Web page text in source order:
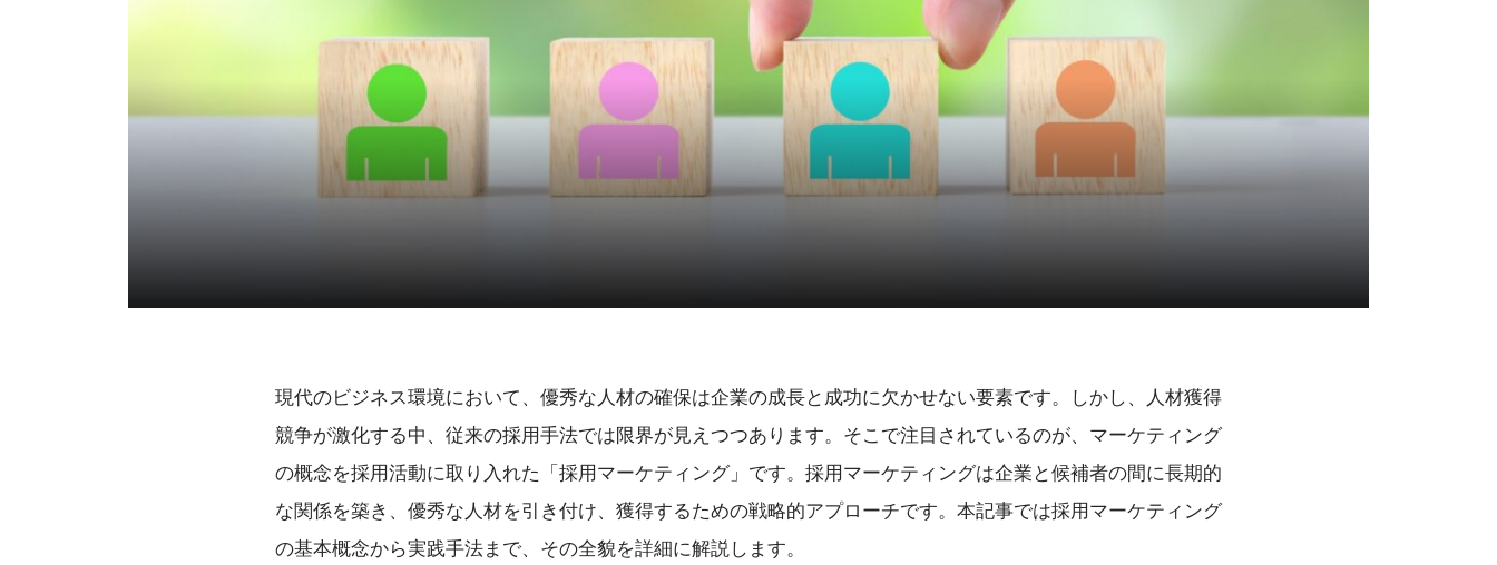
現代のビジネス環境において、優秀な人材の確保は企業の成長と成功に欠かせない要素です。しかし、人材獲得
競争が激化する中、従来の採用手法では限界が見えつつあります。そこで注目されているのが、マーケティング
の概念を採用活動に取り入れた「採用マーケティング」です。採用マーケティングは企業と候補者の間に長期的
な関係を築き、優秀な人材を引き付け、獲得するための戦略的アプローチです。本記事では採用マーケティング
の基本概念から実践手法まで、その全貌を詳細に解説します。